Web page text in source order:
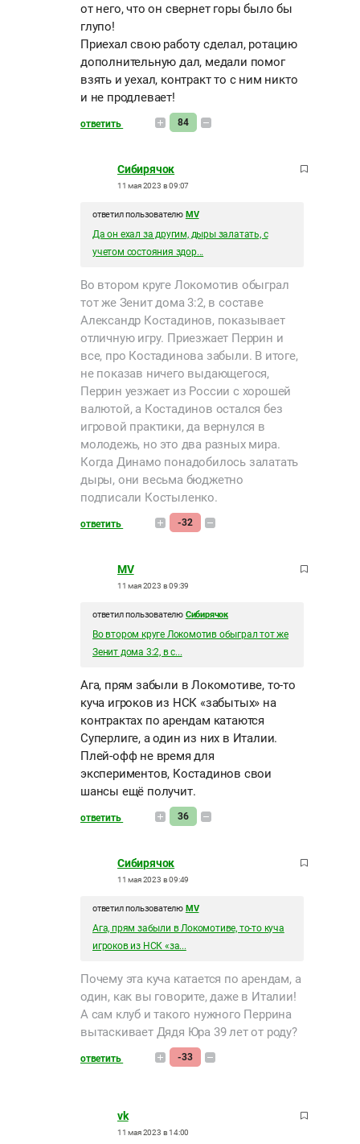
от него, что он свернет горы было бы
глупо!
Приехал свою работу сделал, ротацию
дополнительную дал, медали помог
взять и уехал, контракт то с ним никто
и не продлевает!
ответить 84
Сибирячок
11 мая 2023 в 09:07
ответил пользователю MV
Да он ехал за другим, дыры залатать, с
учетом состояния здор...
Во втором круге Локомотив обыграл
тот же Зенит дома 3:2, в составе
Александр Костадинов, показывает
отличную игру. Приезжает Перрин и
все, про Костадинова забыли. В итоге,
не показав ничего выдающегося,
Перрин уезжает из России с хорошей
валютой, а Костадинов остался без
игровой практики, да вернулся в
молодежь, но это два разных мира.
Когда Динамо понадобилось залатать
дыры, они весьма бюджетно
подписали Костыленко.
ответить -32
MV
11 мая 2023 в 09:39
ответил пользователю Сибирячок
Во втором круге Локомотив обыграл тот же
Зенит дома 3:2, в с...
Ага, прям забыли в Локомотиве, то-то
куча игроков из НСК «забытых» на
контрактах по арендам катаются
Суперлиге, а один из них в Италии.
Плей-офф не время для
экспериментов, Костадинов свои
шансы ещё получит.
ответить 36
Сибирячок
11 мая 2023 в 09:49
ответил пользователю MV
Ага, прям забыли в Локомотиве, то-то куча
игроков из НСК «за...
Почему эта куча катается по арендам, а
один, как вы говорите, даже в Италии!
А сам клуб и такого нужного Перрина
вытаскивает Дядя Юра 39 лет от роду?
ответить -33
vk
11 мая 2023 в 14:00